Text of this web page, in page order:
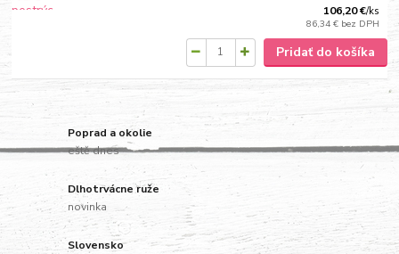
106,20 €/ks
86,34 € bez DPH
Pridať do košíka
Poprad a okolie
eště dnes
Dlhotrvácne ruže
novinka
Slovensko